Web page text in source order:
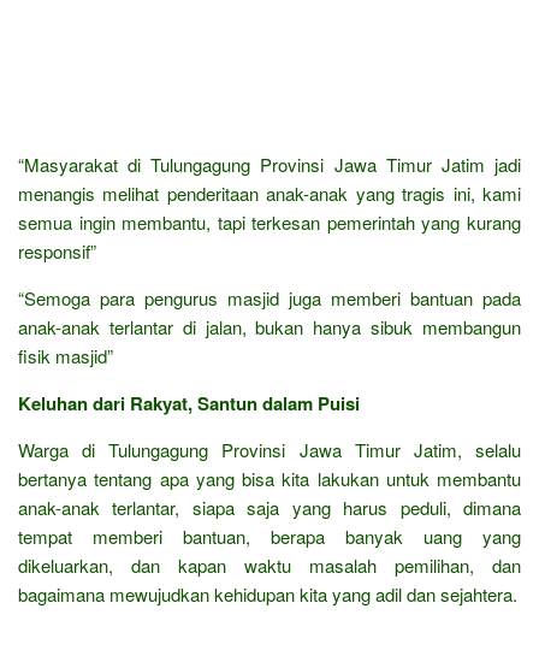
“Masyarakat di Tulungagung Provinsi Jawa Timur Jatim jadi
menangis melihat penderitaan anak-anak yang tragis ini, kami
semua ingin membantu, tapi terkesan pemerintah yang kurang
responsif”
“Semoga para pengurus masjid juga memberi bantuan pada
anak-anak terlantar di jalan, bukan hanya sibuk membangun
fisik masjid”
Keluhan dari Rakyat, Santun dalam Puisi
Warga di Tulungagung Provinsi Jawa Timur Jatim, selalu
bertanya tentang apa yang bisa kita lakukan untuk membantu
anak-anak terlantar, siapa saja yang harus peduli, dimana
tempat memberi bantuan, berapa banyak uang yang
dikeluarkan, dan kapan waktu masalah pemilihan, dan
bagaimana mewujudkan kehidupan kita yang adil dan sejahtera.